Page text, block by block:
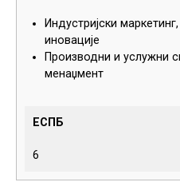
Индустријски
иновације
Производни и услужни
менаџмент
ЕСПБ
6